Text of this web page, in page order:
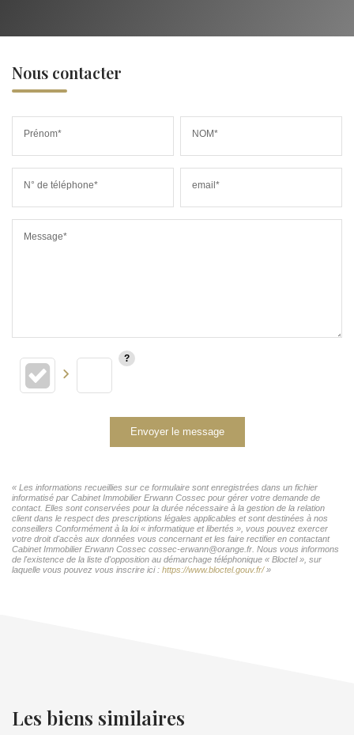
Nous contacter
Prénom* NOM*
N° de téléphone* email*
Message*
Envoyer le message
« Les informations recueillies sur ce formulaire sont enregistrées dans un fichier
informatisé par Cabinet Immobilier Erwann Cossec pour gérer votre demande de
contact. Elles sont conservées pour la durée nécessaire à la gestion de la relation
client dans le respect des prescriptions légales applicables et sont destinées à nos
conseillers Conformément à la loi « informatique et libertés », vous pouvez exercer
votre droit d'accès aux données vous concernant et les faire rectifier en contactant
Cabinet Immobilier Erwann Cossec cossec-erwann@orange.fr. Nous vous informons
de l'existence de la liste d'opposition au démarchage téléphonique « Bloctel », sur
laquelle vous pouvez vous inscrire ici : https://www.bloctel.gouv.fr/»
Les biens similaires